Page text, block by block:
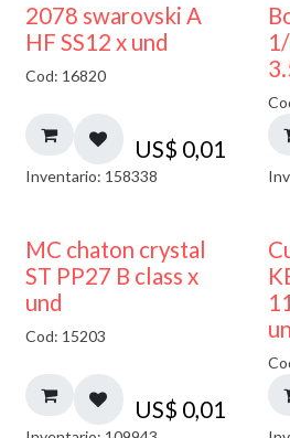
2078 swarovski A
HF SS12 x und
Cod: 16820
US$ 0,01
Inventario: 158338
MC chaton crystal
ST PP27 B class x
und
Cod: 15203
US$ 0,01